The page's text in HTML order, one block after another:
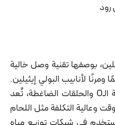
بوصفها تقنية وصل خالية
لأنابيب البولي إيثيلين.
وبالاعتماد على اللولب وحلقة الـO والحلقات الضاغطة، تُعد
وعالية التكلفة مثل اللحام